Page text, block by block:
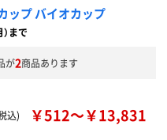
ップ バイオカップ
まで
が2商品あります
込)
￥512～￥13,831